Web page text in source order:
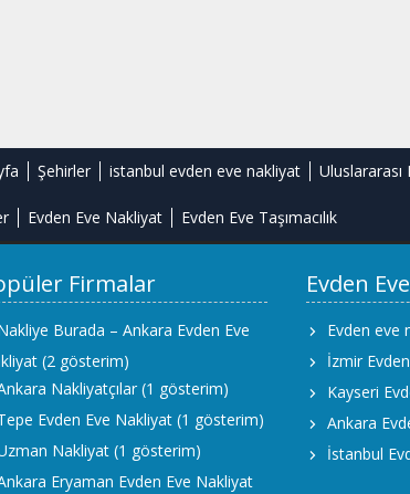
Şehirler istanbul evden eve nakliyat
Evden Eve Nakliyat Evden Eve Taşımacılık
Firmalar
Burada – Ankara Evden Eve
(2 gösterim)
Nakliyatçılar (1 gösterim)
Evden Eve Nakliyat (1 gösterim)
Nakliyat (1 gösterim)
Eryaman Evden Eve Nakliyat
Evden
Evden eve
İzmir
Kayseri
Ankara
İstanbul